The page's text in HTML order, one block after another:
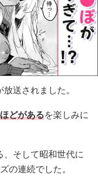
放送されました。
どがあるを楽しみに
、そして昭和世代に
の連続でした。